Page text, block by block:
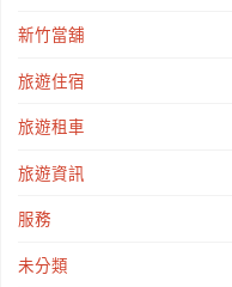
新竹當舖
旅遊住宿
旅遊租車
旅遊資訊
服務
未分類